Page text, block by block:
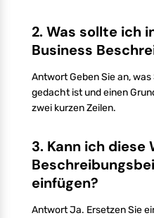
2. Was sollte ich
Business
Antwort Geben Sie an,
gedacht ist und einen
zwei kurzen Zeilen.
3. Kann ich diese
einfügen?
Antwort Ja. Ersetzen Sie